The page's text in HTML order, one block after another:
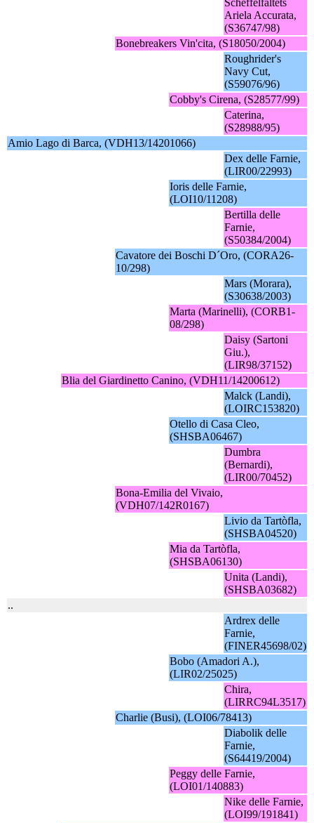
Scheffelfältets
Ariela Accurata,
(S36747/98)
Bonebreakers Vin'cita, (S18050/2004)
Roughrider's
Navy Cut,
(S59076/96)
Cobby's Cirena, (S28577/99)
Caterina,
(S28988/95)
Amio Lago di Barca, (VDH13/14201066)
Dex delle Farnie,
(LIR00/22993)
Ioris delle Farnie,
(LOI10/11208)
Bertilla delle
Farnie,
(S50384/2004)
Cavatore dei Boschi D´Oro, (CORA26-
10/298)
Mars (Morara),
(S30638/2003)
Marta (Marinelli), (CORB1-
08/298)
Daisy (Sartoni
Giu.),
(LIR98/37152)
Blia del Giardinetto Canino, (VDH11/14200612)
Malck (Landi),
(LOIRC153820)
Otello di Casa Cleo,
(SHSBA06467)
Dumbra
(Bernardi),
(LIR00/70452)
Bona-Emilia del Vivaio,
(VDH07/142R0167)
Livio da Tartòfla,
(SHSBA04520)
Mia da Tartòfla,
(SHSBA06130)
Unita (Landi),
(SHSBA03682)
..
Ardrex delle
Farnie,
(FINER45698/02)
Bobo (Amadori A.),
(LIR02/25025)
Chira,
(LIRRC94L3517)
Charlie (Busi), (LOI06/78413)
Diabolik delle
Farnie,
(S64419/2004)
Peggy delle Farnie,
(LOI01/140883)
Nike delle Farnie,
(LOI99/191841)